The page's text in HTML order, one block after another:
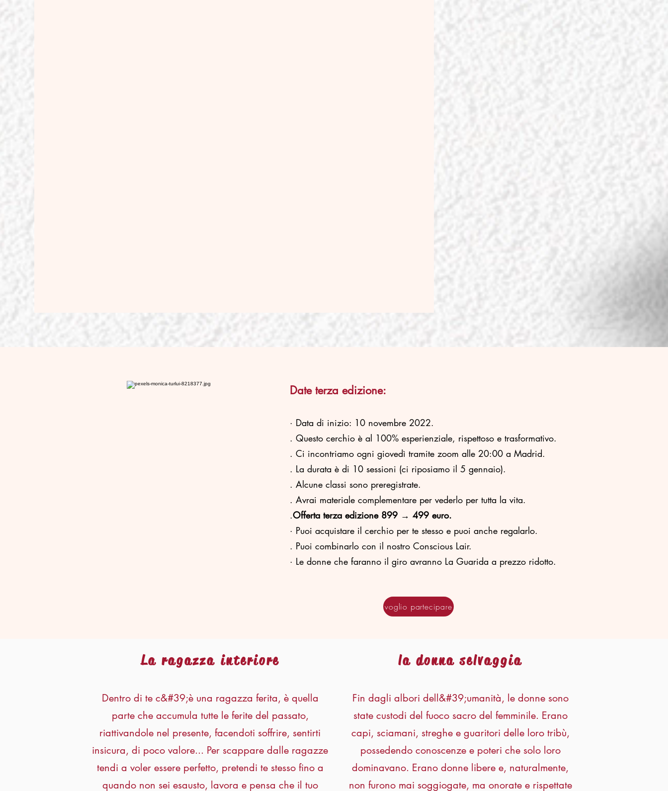
Date terza edizione:
· Data di inizio: 10 novembre 2022.
. Questo cerchio è al 100% esperienziale, rispettoso e trasformativo.
. Ci incontriamo ogni giovedì tramite zoom alle 20:00 a Madrid.
. La durata è di 10 sessioni (ci riposiamo il 5 gennaio).
. Alcune classi sono preregistrate.
. Avrai materiale complementare per vederlo per tutta la vita.
.Offerta terza edizione 899 → 499 euro.
· Puoi acquistare il cerchio per te stesso e puoi anche regalarlo.
. Puoi combinarlo con il nostro Conscious Lair.
· Le donne che faranno il giro avranno La Guarida a prezzo ridotto.
voglio partecipare
La ragazza interiore
Dentro di te c&#39;è una ragazza ferita, è quella
parte che accumula tutte le ferite del passato,
riattivandole nel presente, facendoti soffrire, sentirti
insicura, di poco valore... Per scappare dalle ragazze
tendi a voler essere perfetto, pretendi te stesso fino a
quando non sei esausto, lavora e pensa che il tuo
la donna selvaggia
Fin dagli albori dell&#39;umanità, le donne sono
state custodi del fuoco sacro del femminile. Erano
capi, sciamani, streghe e guaritori delle loro tribù,
possedendo conoscenze e poteri che solo loro
dominavano. Erano donne libere e, naturalmente,
non furono mai soggiogate, ma onorate e rispettate